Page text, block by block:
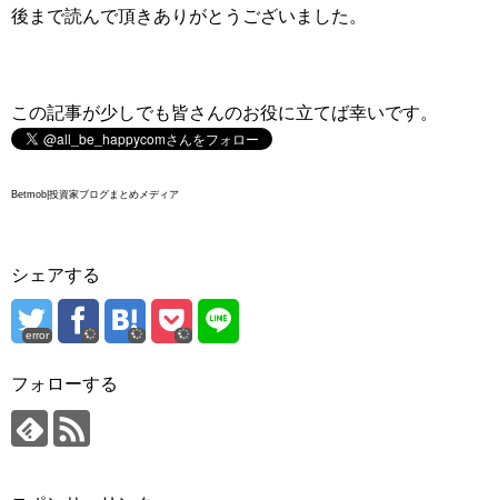
後まで読んで頂きありがとうございました。
この記事が少しでも皆さんのお役に立てば幸いです。
Betmob|投資家ブログまとめメディア
シェアする
error
フォローする